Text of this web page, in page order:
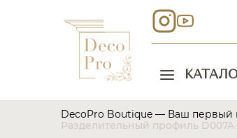
DecoPro Boutique — Ваш первый
Разделительный профиль